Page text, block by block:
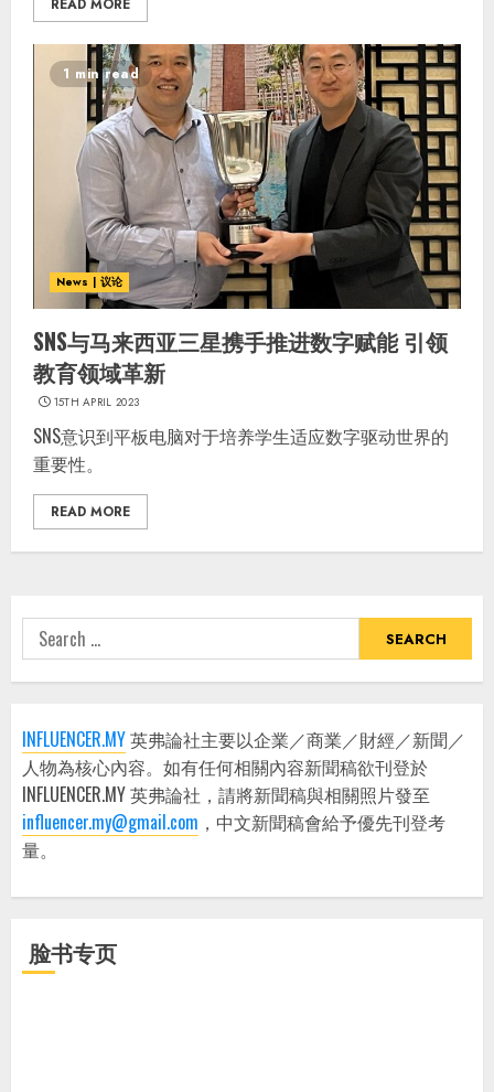
READ MORE
1 min read
News | 议论
SNS与马来西亚三星携手推进数字赋能 引领
教育领域革新
15TH APRIL 2023
SNS意识到平板电脑对于培养学生适应数字驱动世界的
重要性。
READ MORE
Search
for:
INFLUENCER.MY英弗論社主要以企業／商業／財經／新聞／
人物為核心內容。如有任何相關內容新聞稿欲刊登於
INFLUENCER.MY 英弗論社，請將新聞稿與相關照片發至
influencer.my@gmail.com ，中文新聞稿會給予優先刊登考
量。
脸书专页